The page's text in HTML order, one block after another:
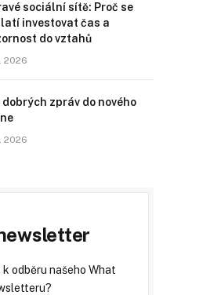
sociální sítě: Proč se
investovat čas a
do vztahů
2026
dobrých zpráv do nového
2026
odběru našeho What